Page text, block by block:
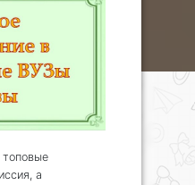
топовые
а